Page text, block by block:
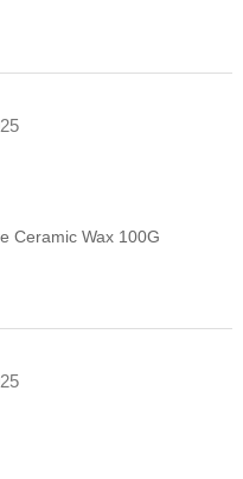
Ceramic Wax 100G